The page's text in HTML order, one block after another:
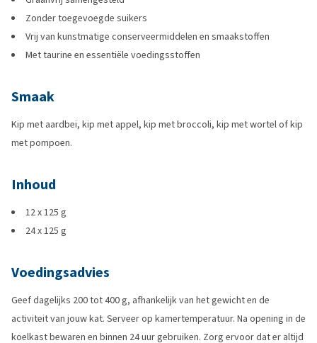
Zonder toegevoegde suikers
Vrij van kunstmatige conserveermiddelen en smaakstoffen
Met taurine en essentiële voedingsstoffen
Smaak
Kip met aardbei, kip met appel, kip met broccoli, kip met wortel of kip
met pompoen.
Inhoud
12 x 125 g
24 x 125 g
Voedingsadvies
Geef dagelijks 200 tot 400 g, afhankelijk van het gewicht en de
activiteit van jouw kat. Serveer op kamertemperatuur. Na opening in de
koelkast bewaren en binnen 24 uur gebruiken. Zorg ervoor dat er altijd